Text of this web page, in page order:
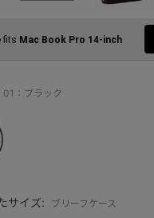
サイズ: ブリーフケース
01：ブラック
fits Mac Book Pro 14-inch